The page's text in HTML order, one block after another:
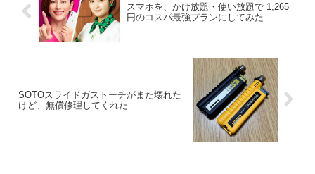
スマホを、かけ放題・使い放題で 1,265
円のコスパ最強プランにしてみた
SOTOスライドガストーチがまた壊れた
けど、無償修理してくれた